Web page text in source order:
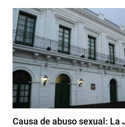
Causa de abuso sexual: La